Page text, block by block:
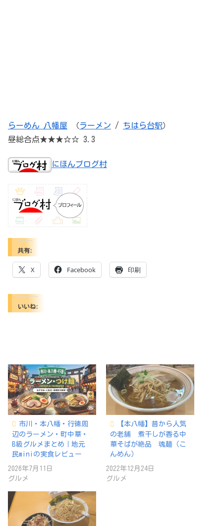
らーめん 八幡屋 （ラーメン / ちはら台駅）
昼総合点★★★☆☆ 3.3
にほんブログ村
共有:
X Facebook 印刷
いいね:
市川・本八幡・行徳周
辺のラーメン・町中華・
B級グルメまとめ｜地元
民miniの実食レビュー
2026年7月11日
グルメ
【本八幡】昔から人気
の老舗 煮干しが香る中
華そばが絶品 魂麺（こ
んめん）
2022年12月24日
グルメ